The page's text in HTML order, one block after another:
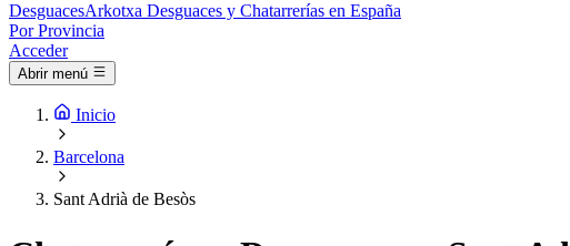
DesguacesArkotxa Desguaces y Chatarrerías en España
Por Provincia
Acceder
Abrir menú
Inicio
Barcelona
Sant Adrià de Besòs